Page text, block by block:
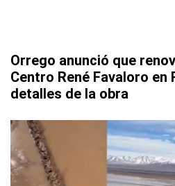
Orrego anunció que
Centro René Favaloro en
detalles de la obra